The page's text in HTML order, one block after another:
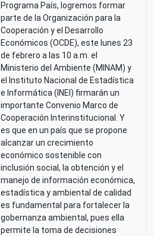
Programa País, logremos formar
parte de la Organización para la
Cooperación y el Desarrollo
Económicos (OCDE), este lunes 23
de febrero a las 10 a.m. el
Ministerio del Ambiente (MINAM) y
el Instituto Nacional de Estadística
e Informática (INEI) firmarán un
importante Convenio Marco de
Cooperación Interinstitucional. Y
es que en un país que se propone
alcanzar un crecimiento
económico sostenible con
inclusión social, la obtención y el
manejo de información económica,
estadística y ambiental de calidad
es fundamental para fortalecer la
gobernanza ambiental, pues ella
permite la toma de decisiones